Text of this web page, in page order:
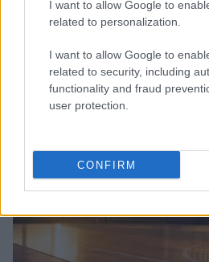
I want to allow Google to
related to personalization.
I want to allow Google to
related to security, including
functionality and fraud
user protection.
CONFIRM
Continua a leggere
GAMING NEWS